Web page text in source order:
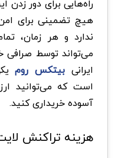
راه‌هایی برای دور زدن
هیچ تضمینی برای
ندارد و هر زمان،
می‌تواند توسط
ایرانی بیتکس روم
است که می‌توانید
آسوده خریداری کنید.
هزینه تراکنش